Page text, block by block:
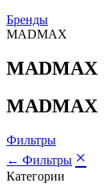
Бренды
MADMAX
MADMAX
MADMAX
Фильтры
← Фильтры ×
Категории